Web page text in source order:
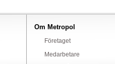
Om Metropol
Företaget
Medarbetare